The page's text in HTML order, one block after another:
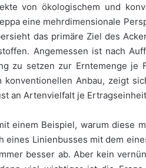
von ökologischem und
eine mehrdimensionale
das primäre Ziel des
Angemessen ist nach
zu setzen zur Erntemenge je
Anbau, zeigt
an Artenvielfalt je
einem Beispiel, warum diese
Linienbusses mit dem
besser ab. Aber kein